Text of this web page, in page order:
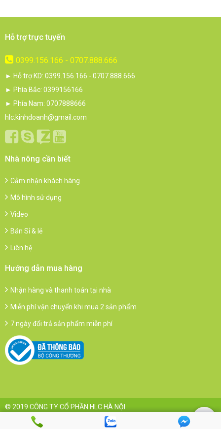
Hỗ trợ trực tuyến
0399.156.166 - 0707.888.666
► Hỗ trợ KD: 0399.156.166 - 0707.888.666
► Phía Bắc: 0399156166
► Phía Nam: 0707888666
hlc.kinhdoanh@gmail.com
Nhà nông cần biết
Cảm nhận khách hàng
Mô hình sử dụng
Video
Bán Sỉ & lẻ
Liên hệ
Hướng dẫn mua hàng
Nhận hàng và thanh toán tại nhà
Miễn phí vận chuyển khi mua 2 sản phẩm
7 ngày đổi trả sản phẩm miễn phí
© 2019 CÔNG TY CỔ PHẦN HLC HÀ NỘI